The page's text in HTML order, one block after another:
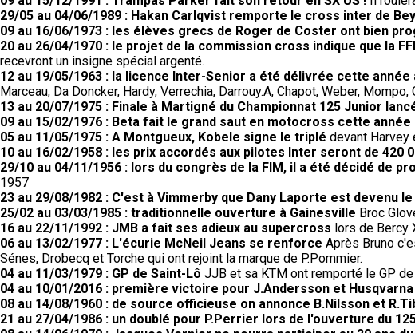
29/05 au 04/06/1989 : Hakan Carlqvist remporte le cross inter de
09 au 16/06/1973 : les élèves grecs de Roger de Coster ont bien
20 au 26/04/1970 : le projet de la commission cross indique que la
recevront un insigne spécial argenté.
12 au 19/05/1963 : la licence Inter-Senior a été délivrée cette
Marceau, Da Doncker, Hardy, Verrechia, Darrouy.A, Chapot, Weber,
13 au 20/07/1975 : Finale à Martigné du Championnat 125 Junior
09 au 15/02/1976 : Beta fait le grand saut en motocross cette année
05 au 11/05/1975 : A Montgueux, Kobele signe le triplé devant Harvey
10 au 16/02/1958 : les prix accordés aux pilotes Inter seront de 420
29/10 au 04/11/1956 : lors du congrès de la FIM, il a été décidé de
1957
23 au 29/08/1982 : C'est à Vimmerby que Dany Laporte est devenu
25/02 au 03/03/1985 : traditionnelle ouverture à Gainesville Broc
16 au 22/11/1992 : JMB a fait ses adieux au supercross lors de Bercy
06 au 13/02/1977 : L'écurie McNeil Jeans se renforce Après Bruno
Sénes, Drobecq et Torche qui ont rejoint la marque de P.Pommier.
04 au 11/03/1979 : GP de Saint-Lô JJB et sa KTM ont remporté le GP
04 au 10/01/2016 : première victoire pour J.Andersson et
08 au 14/08/1960 : de source officieuse on annonce B.Nilsson et
21 au 27/04/1986 : un doublé pour P.Perrier lors de l'ouverture du